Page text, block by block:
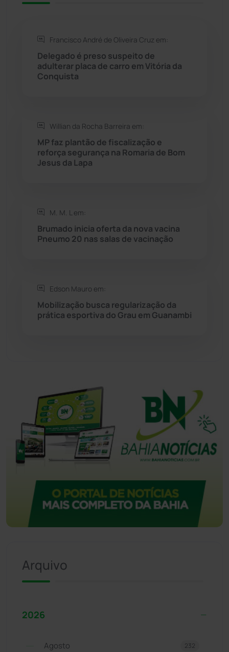
Rio do Antônio
Rio do Pires
Seabra
Sebastião Laranjeiras
Sudoeste Baiano
Tanhaçu
Francisco André de Oliveira Cruz em:
Delegado é preso suspeito de
adulterar placa de carro em Vitória da
Conquista
Willian da Rocha Barreira em:
MP faz plantão de fiscalização e
reforça segurança na Romaria de Bom
Jesus da Lapa
M. M. L em:
Brumado inicia oferta da nova vacina
Pneumo 20 nas salas de vacinação
Edson Mauro em:
Mobilização busca regularização da
prática esportiva do Grau em Guanambi
Arquivo
2026
Agosto 232